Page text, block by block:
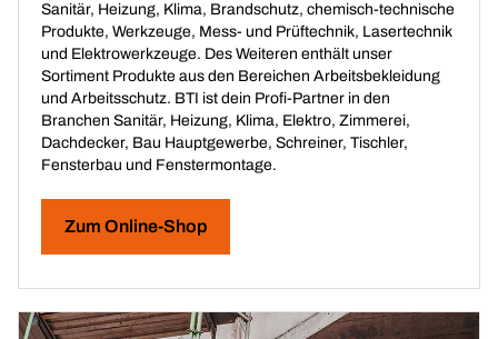
Sanitär, Heizung, Klima, Brandschutz, chemisch-technische
Produkte, Werkzeuge, Mess- und Prüftechnik, Lasertechnik
und Elektrowerkzeuge. Des Weiteren enthält unser
Sortiment Produkte aus den Bereichen Arbeitsbekleidung
und Arbeitsschutz. BTI ist dein Profi-Partner in den
Branchen Sanitär, Heizung, Klima, Elektro, Zimmerei,
Dachdecker, Bau Hauptgewerbe, Schreiner, Tischler,
Fensterbau und Fenstermontage.
Zum Online-Shop